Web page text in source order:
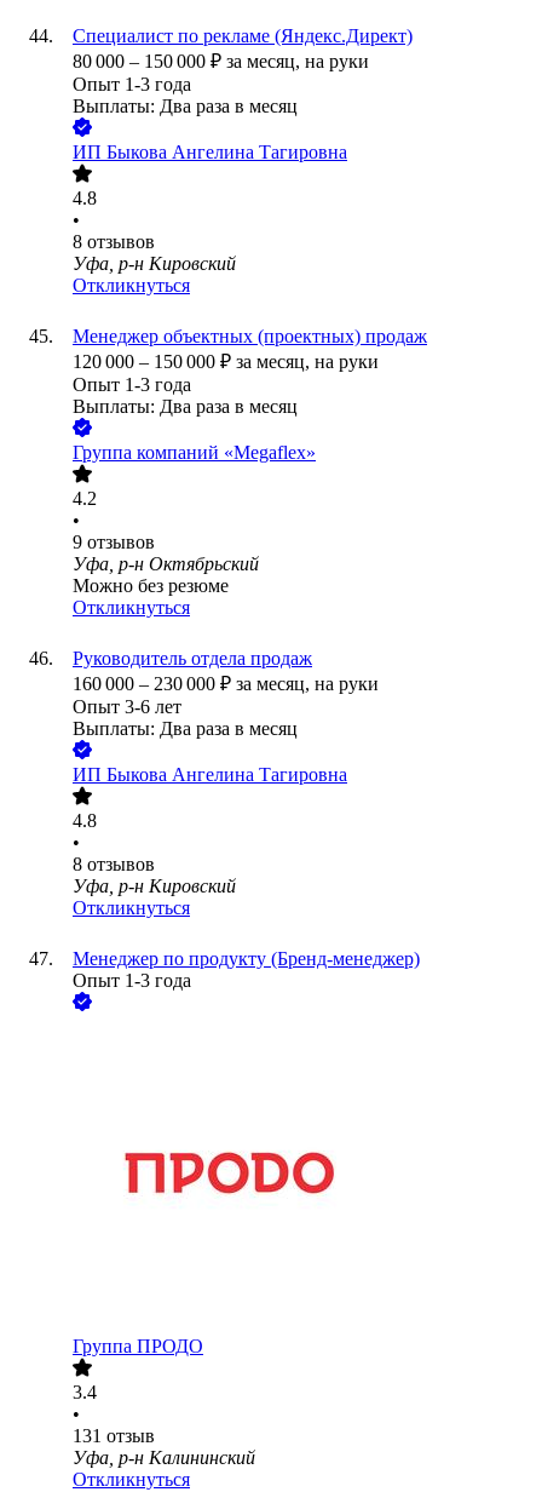
Специалист по рекламе (Яндекс.Директ)
80 000 – 150 000 ₽ за месяц, на руки
Опыт 1-3 года
Выплаты: Два раза в месяц
ИП Быкова Ангелина Тагировна
4.8
•
8 отзывов
Уфа, р-н Кировский
Откликнуться
Менеджер объектных (проектных) продаж
120 000 – 150 000 ₽ за месяц, на руки
Опыт 1-3 года
Выплаты: Два раза в месяц
Группа компаний «Megaflex»
4.2
•
9 отзывов
Уфа, р-н Октябрьский
Можно без резюме
Откликнуться
Руководитель отдела продаж
160 000 – 230 000 ₽ за месяц, на руки
Опыт 3-6 лет
Выплаты: Два раза в месяц
ИП Быкова Ангелина Тагировна
4.8
•
8 отзывов
Уфа, р-н Кировский
Откликнуться
Менеджер по продукту (Бренд-менеджер)
Опыт 1-3 года
Группа ПРОДО
3.4
•
131 отзыв
Уфа, р-н Калининский
Откликнуться